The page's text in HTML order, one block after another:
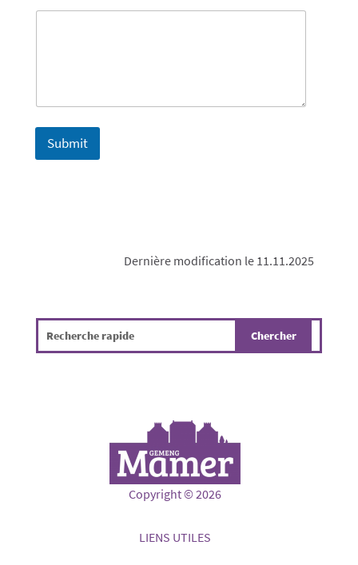
Submit
Dernière modification le 11.11.2025
Copyright © 2026
LIENS UTILES